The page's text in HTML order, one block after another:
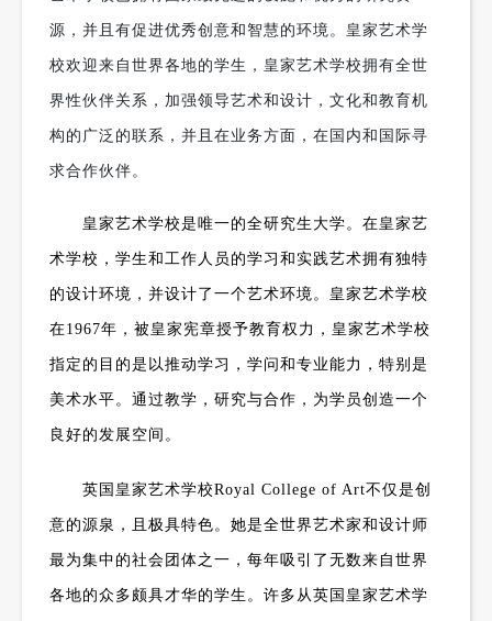
源，并且有促进优秀创意和智慧的环境。皇家艺术学
校欢迎来自世界各地的学生，皇家艺术学校拥有全世
界性伙伴关系，加强领导艺术和设计，文化和教育机
构的广泛的联系，并且在业务方面，在国内和国际寻
求合作伙伴。
皇家艺术学校是唯一的全研究生大学。在皇家艺
术学校，学生和工作人员的学习和实践艺术拥有独特
的设计环境，并设计了一个艺术环境。皇家艺术学校
在1967年，被皇家宪章授予教育权力，皇家艺术学校
指定的目的是以推动学习，学问和专业能力，特别是
美术水平。通过教学，研究与合作，为学员创造一个
良好的发展空间。
英国皇家艺术学校Royal College of Art不仅是创
意的源泉，且极具特色。她是全世界艺术家和设计师
最为集中的社会团体之一，每年吸引了无数来自世界
各地的众多颇具才华的学生。许多从英国皇家艺术学